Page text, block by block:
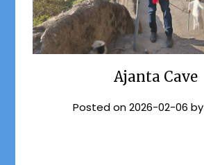
Ajanta Cave
Posted on2026-02-06 by